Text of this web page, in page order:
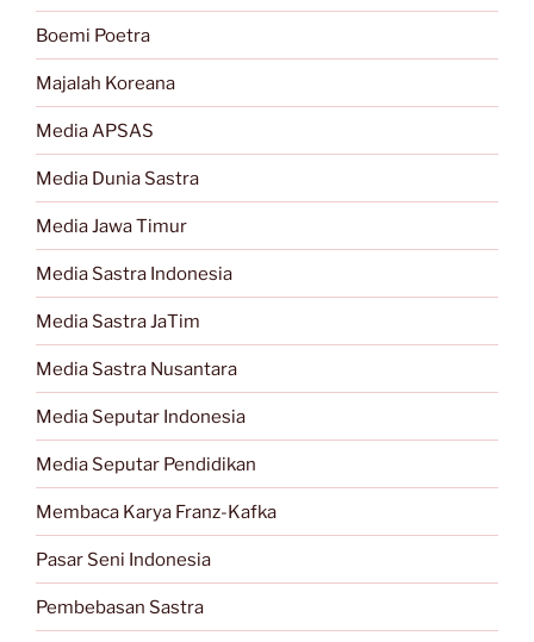
Boemi Poetra
Majalah Koreana
Media APSAS
Media Dunia Sastra
Media Jawa Timur
Media Sastra Indonesia
Media Sastra JaTim
Media Sastra Nusantara
Media Seputar Indonesia
Media Seputar Pendidikan
Membaca Karya Franz-Kafka
Pasar Seni Indonesia
Pembebasan Sastra